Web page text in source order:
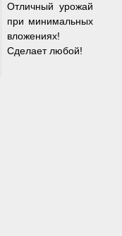
Отличный урожай
при минимальных
вложениях!
Сделает любой!